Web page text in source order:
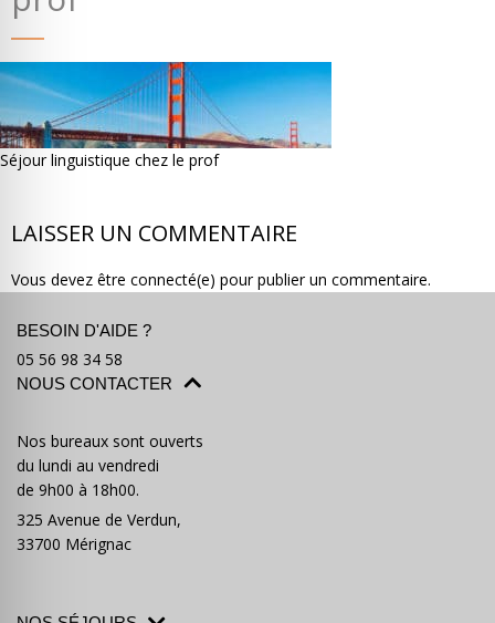
Séjour linguistique chez le prof
LAISSER UN COMMENTAIRE
Vous devez être connecté(e) pour publier un commentaire.
BESOIN D'AIDE ?
05 56 98 34 58
NOUS CONTACTER
Nos bureaux sont ouverts
du lundi au vendredi
de 9h00 à 18h00.
325 Avenue de Verdun,
33700 Mérignac